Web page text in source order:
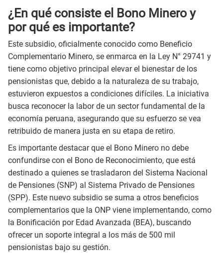
¿En qué consiste el Bono Minero y
por qué es importante?
Este subsidio, oficialmente conocido como Beneficio
Complementario Minero, se enmarca en la Ley N° 29741 y
tiene como objetivo principal elevar el bienestar de los
pensionistas que, debido a la naturaleza de su trabajo,
estuvieron expuestos a condiciones difíciles. La iniciativa
busca reconocer la labor de un sector fundamental de la
economía peruana, asegurando que su esfuerzo se vea
retribuido de manera justa en su etapa de retiro.
Es importante destacar que el Bono Minero no debe
confundirse con el Bono de Reconocimiento, que está
destinado a quienes se trasladaron del Sistema Nacional
de Pensiones (SNP) al Sistema Privado de Pensiones
(SPP). Este nuevo subsidio se suma a otros beneficios
complementarios que la ONP viene implementando, como
la Bonificación por Edad Avanzada (BEA), buscando
ofrecer un soporte integral a los más de 500 mil
pensionistas bajo su gestión.